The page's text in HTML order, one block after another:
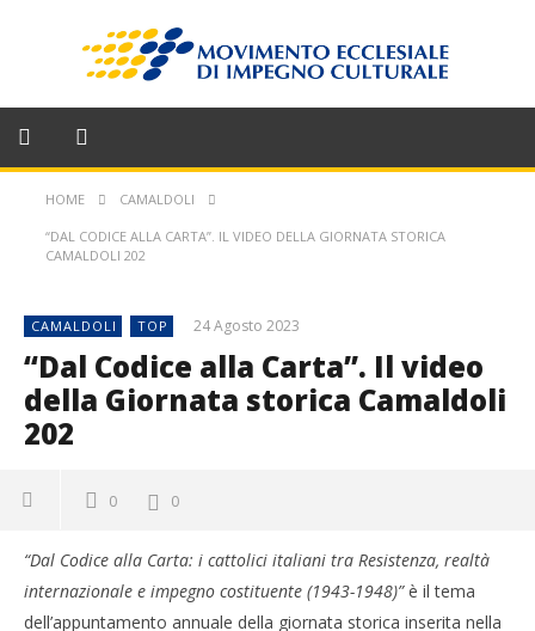
HOME CAMALDOLI
“DAL CODICE ALLA CARTA”. IL VIDEO DELLA GIORNATA STORICA
CAMALDOLI 202
CAMALDOLI TOP 24 Agosto 2023
“Dal Codice alla Carta”. Il video
della Giornata storica Camaldoli
202
0 0
“Dal Codice alla Carta: i cattolici italiani tra Resistenza, realtà
internazionale e impegno costituente (1943-1948)”è il tema
dell’appuntamento annuale della giornata storica inserita nella